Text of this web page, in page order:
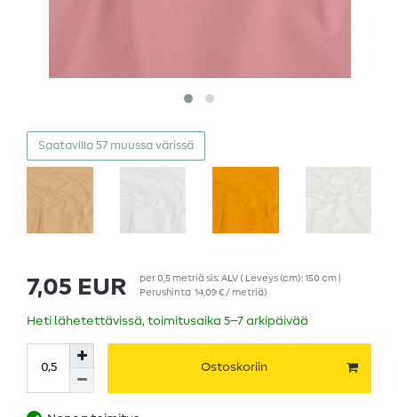
Saatavilla 57 muussa värissä
7,05 EUR per0,5 metriäsis. ALV( Leveys (cm): 150 cm |
Perushinta 14,09 € / metriä)
Heti lähetettävissä, toimitusaika 5–7 arkipäivää
Ostoskoriin